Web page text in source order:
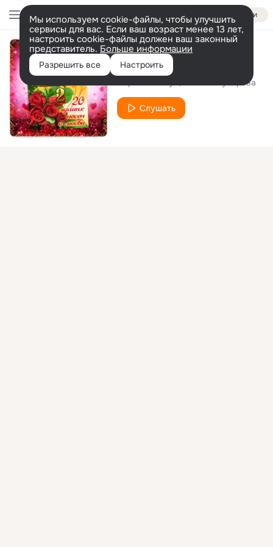
Войти
Мы используем cookie-файлы, чтобы улучшить
сервисы для вас. Если ваш возраст менее 13 лет,
настроить cookie-файлы должен ваш законный
представитель. Больше информации
Разрешить все Настроить
А мы любили
Татьяна Чубарова
Слушать